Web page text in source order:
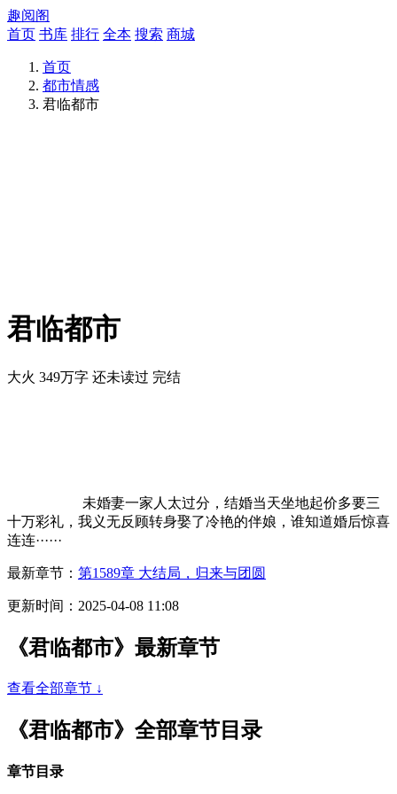
趣阅阁
首页 书库 排行 全本 搜索 商城
首页
都市情感
君临都市
君临都市
大火 349万字 还未读过 完结
未婚妻一家人太过分，结婚当天坐地起价多要三
十万彩礼，我义无反顾转身娶了冷艳的伴娘，谁知道婚后惊喜
连连······
最新章节： 第1589章 大结局，归来与团圆
更新时间：2025-04-08 11:08
《君临都市》最新章节
查看全部章节 ↓
《君临都市》全部章节目录
章节目录